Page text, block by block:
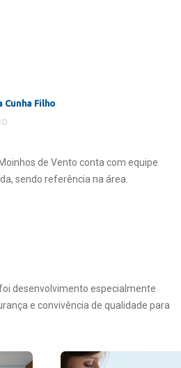
Cunha Filho
de Vento conta com equipe
sendo referência na área.
desenvolvimento especialmente
e convivência de qualidade para